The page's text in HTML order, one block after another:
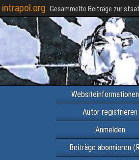
intrapol.org Gesammelte Beiträge zur
Websiteinformationen
Autor registrieren
Anmelden
Beiträge abonnieren